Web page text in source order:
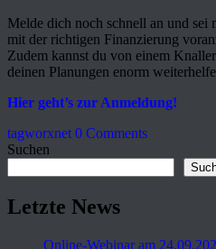
Melde dich noch schnell an und sei
mit der richtigen Finanzierung
Zudem kannst du von einem
deinen Planungen enorm
Hier geht’s zur Anmeldung!
tagworxnet 0 Comments
Suchen
Letzte News
Online-Webinar am